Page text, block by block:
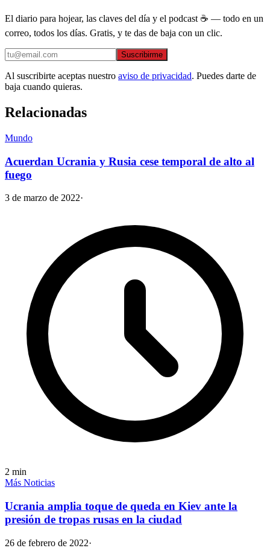
El diario para hojear, las claves del día y el podcast ☕ — todo en un
correo, todos los días. Gratis, y te das de baja con un clic.
Suscribirme
Al suscribirte aceptas nuestro aviso de privacidad. Puedes darte de
baja cuando quieras.
Relacionadas
Mundo
Acuerdan Ucrania y Rusia cese temporal de alto al
fuego
3 de marzo de 2022·
2 min
Más Noticias
Ucrania amplia toque de queda en Kiev ante la
presión de tropas rusas en la ciudad
26 de febrero de 2022·